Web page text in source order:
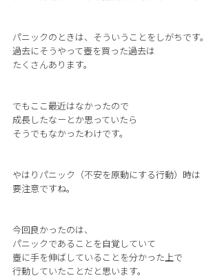
パニックのときは、そういうことをしがちです。
過去にそうやって壺を買った過去は
たくさんあります。
でもここ最近はなかったので
成長したなーとか思っていたら
そうでもなかったわけです。
やはりパニック（不安を原動にする行動）時は
要注意ですね。
今回良かったのは、
パニックであることを自覚していて
壺に手を伸ばしていることを分かった上で
行動していたことだと思います。